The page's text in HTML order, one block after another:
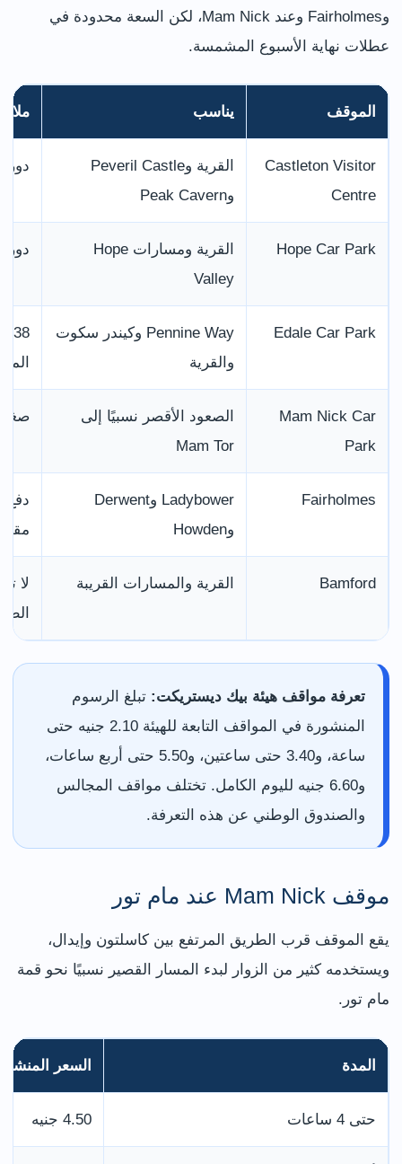
وFairholmes وعند Mam Nick، لكن السعة محدودة في
عطلات نهاية الأسبوع المشمسة.
الموقف يناسب
Castleton Visitor
Centre
القرية وPeveril Castle
وPeak Cavern
Hope Car Park
القرية ومسارات Hope
Valley
Edale Car Park
Pennine Way وكيندر سكوت
والقرية
Mam Nick Car
Park
الصعود الأقصر نسبيًا إلى
Mam Tor
Fairholmes
Ladybower وDerwent
وHowden
دفع
Bamford القرية والمسارات القريبة
لا
تعرفة مواقف هيئة بيك ديستريكت: تبلغ الرسوم
المنشورة في المواقف التابعة للهيئة 2.10 جنيه حتى
ساعة، و3.40 حتى ساعتين، و5.50 حتى أربع ساعات،
و6.60 جنيه لليوم الكامل. تختلف مواقف المجالس
والصندوق الوطني عن هذه التعرفة.
موقف Mam Nick عند مام تور
يقع الموقف قرب الطريق المرتفع بين كاسلتون وإيدال،
ويستخدمه كثير من الزوار لبدء المسار القصير نسبيًا نحو قمة
مام تور.
المدة السعر
حتى 4 ساعات 4.50 جنيه